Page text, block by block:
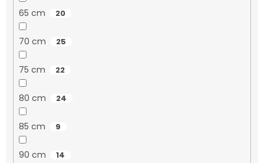
65 cm 20
70 cm 25
75 cm 22
80 cm 24
85 cm 9
90 cm 14